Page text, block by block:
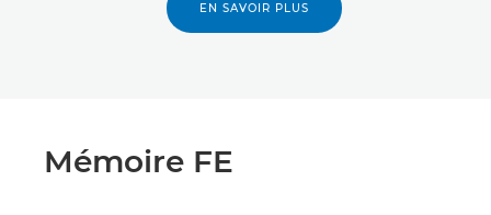
EN SAVOIR PLUS
Mémoire FE